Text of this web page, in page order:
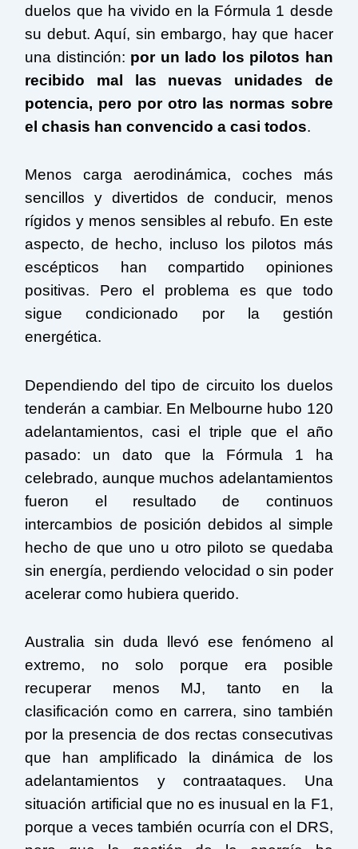
duelos que ha vivido en la Fórmula 1 desde
su debut. Aquí, sin embargo, hay que hacer
una distinción: por un lado los pilotos han
recibido mal las nuevas unidades de
potencia, pero por otro las normas sobre
el chasis han convencido a casi todos.
Menos carga aerodinámica, coches más
sencillos y divertidos de conducir, menos
rígidos y menos sensibles al rebufo. En este
aspecto, de hecho, incluso los pilotos más
escépticos han compartido opiniones
positivas. Pero el problema es que todo
sigue condicionado por la gestión
energética.
Dependiendo del tipo de circuito los duelos
tenderán a cambiar. En Melbourne hubo 120
adelantamientos, casi el triple que el año
pasado: un dato que la Fórmula 1 ha
celebrado, aunque muchos adelantamientos
fueron el resultado de continuos
intercambios de posición debidos al simple
hecho de que uno u otro piloto se quedaba
sin energía, perdiendo velocidad o sin poder
acelerar como hubiera querido.
Australia sin duda llevó ese fenómeno al
extremo, no solo porque era posible
recuperar menos MJ, tanto en la
clasificación como en carrera, sino también
por la presencia de dos rectas consecutivas
que han amplificado la dinámica de los
adelantamientos y contraataques. Una
situación artificial que no es inusual en la F1,
porque a veces también ocurría con el DRS,